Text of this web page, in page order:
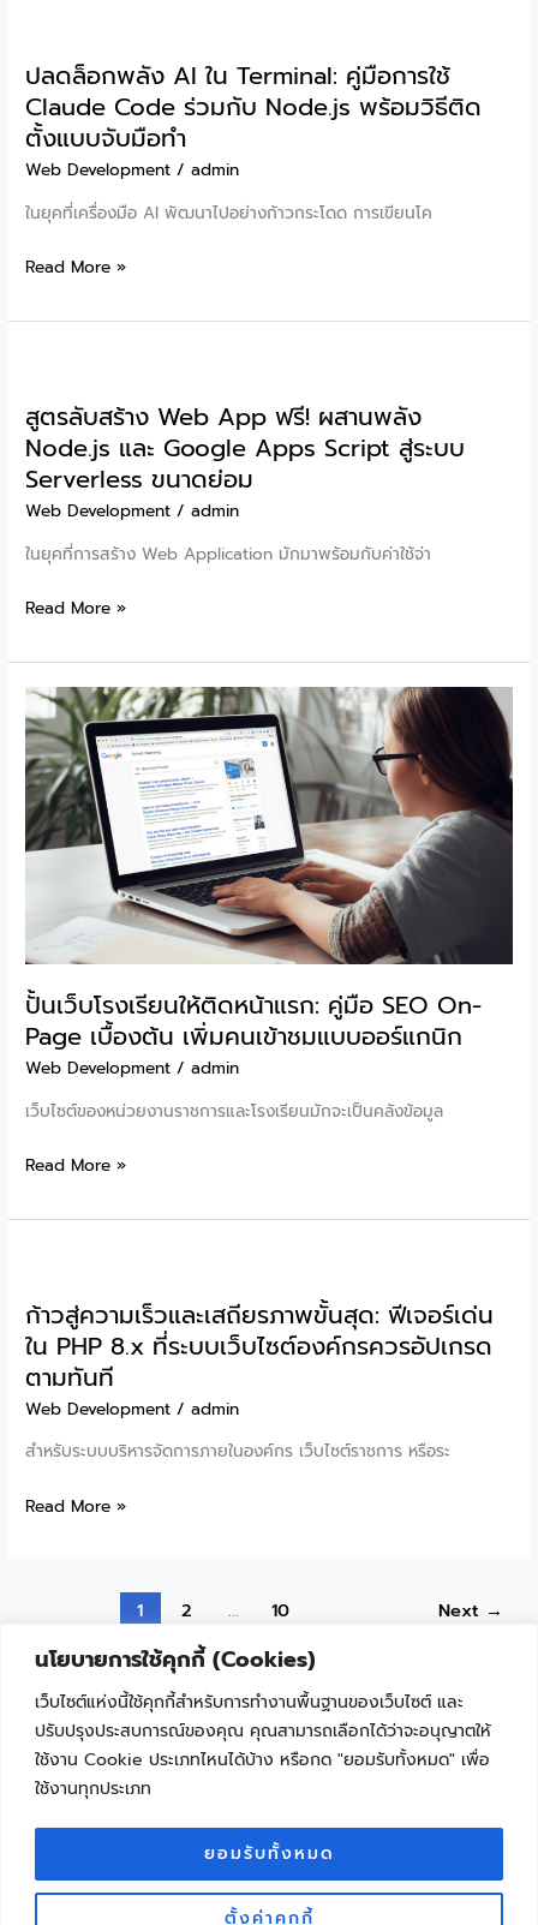
นโยบายการใช้คุกกี้ (Cookies)
เว็บไซต์แห่งนี้ใช้คุกกี้สำหรับการทำงานพื้นฐานของเว็บไซต์ และ
ปรับปรุงประสบการณ์ของคุณ คุณสามารถเลือกได้ว่าจะอนุญาตให้
ใช้งาน Cookie ประเภทไหนได้บ้าง หรือกด "ยอมรับทั้งหมด" เพื่อ
ใช้งานทุกประเภท
ตั้งค่าคุกกี้
ยอมรับทั้งหมด
ที่
นำ
ไป
ฟรี
ไม่
ง้อ
Server:
คู่
ความ
พลัง
Apps
Script
ปลดล็อกพลัง AI ใน Terminal: คู่มือการใช้
Claude Code ร่วมกับ Node.js พร้อมวิธีติด
ตั้งแบบจับมือทำ
Web Development /admin
ในยุคที่เครื่องมือ AI พัฒนาไปอย่างก้าวกระโดด การเขียนโค
ปลด
พลัง
Terminal:
คู่มือ
การ
ใช้
Claude
Code
ร่วม
Node.js
พร้อม
วิธี
ติด
ตั้ง
แบบ
จับ
Read More »
สูตรลับสร้าง Web App ฟรี! ผสานพลัง
Node.js และ Google Apps Script สู่ระบบ
Serverless ขนาดย่อม
Web Development /admin
ในยุคที่การสร้าง Web Application มักมาพร้อมกับค่าใช้จ่า
สูตร
สร้าง
Web
App
ฟรี!
ผสาน
พลัง
Node.js
Script
สู่
ระบบ
Serverless
ย่อม
Read More »
ปั้นเว็บโรงเรียนให้ติดหน้าแรก: คู่มือ SEO On-
Page เบื้องต้น เพิ่มคนเข้าชมแบบออร์แกนิก
Web Development /admin
เว็บไซต์ของหน่วยงานราชการและโรงเรียนมักจะเป็นคลังข้อมูล
ปั้น
โรงเรียน
หน้า
แรก:
คู่มือ
SEO
Page
เบื้อง
แบ
บอ
อร์
แก
นิก
Read More »
ก้าวสู่ความเร็วและเสถียรภาพขั้นสุด: ฟีเจอร์เด่น
ใน PHP 8.x ที่ระบบเว็บไซต์องค์กรควรอัปเกรด
ตามทันที
Web Development /admin
สำหรับระบบบริหารจัดการภายในองค์กร เว็บไซต์ราชการ หรือระ
ก้าว
ขั้น
ฟีเจอร์
ใน
8.x
ระบบ
Read More »
1 2 … 10 Next →
"เพราะเทคโนโลยีไม่ใช่เรื่องยาก ถ้าเริ่มเรียนรู้ไปด้วยกัน"